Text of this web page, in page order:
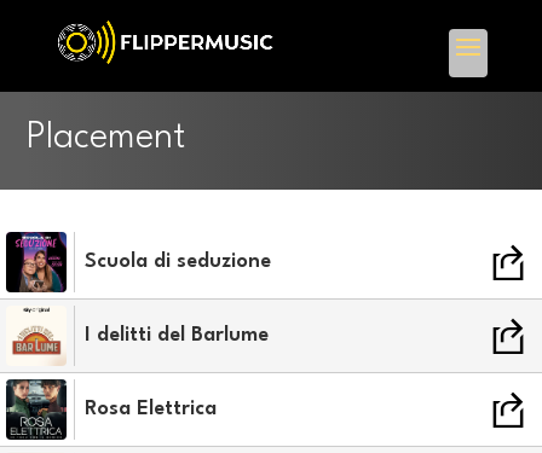
Placement
Scuola di seduzione
I delitti del Barlume
Rosa Elettrica